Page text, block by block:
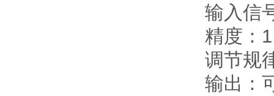
输入信
精度：
调节规
输出：